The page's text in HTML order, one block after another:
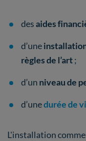
desaides
d’une
règles de l’art;
d’un niveau de
d’unedurée de
L'installation